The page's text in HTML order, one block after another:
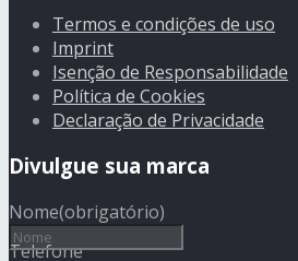
Termos e condições de uso
Imprint
Isenção de Responsabilidade
Política de Cookies
Declaração de Privacidade
Divulgue sua marca
Nome(obrigatório)
Telefone